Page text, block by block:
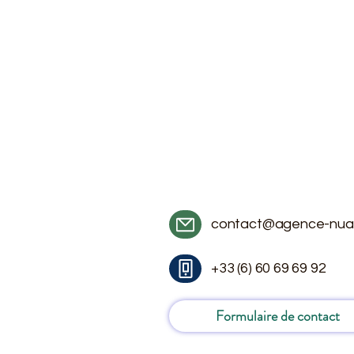
contact@agence-
+33 (6) 60 69 69 92
Formulaire de contact